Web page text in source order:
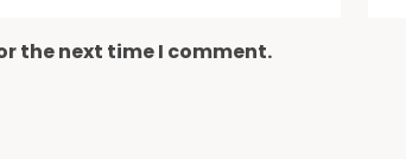
the next time I comment.